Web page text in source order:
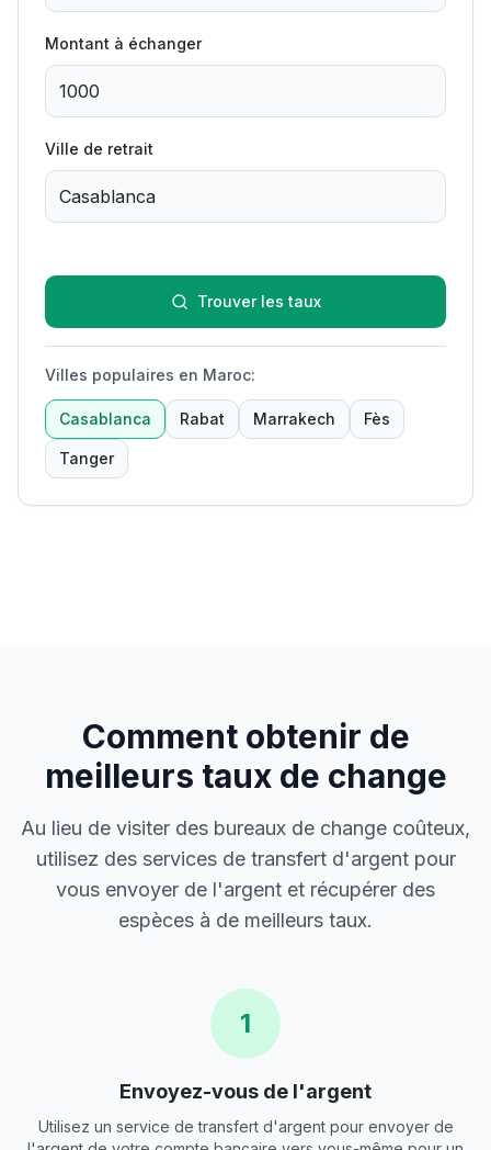
Montant à échanger
Ville de retrait
Trouver les taux
Villes populaires en Maroc:
Casablanca Rabat Marrakech Fès
Tanger
Comment obtenir de
meilleurs taux de change
Au lieu de visiter des bureaux de change coûteux,
utilisez des services de transfert d'argent pour
vous envoyer de l'argent et récupérer des
espèces à de meilleurs taux.
1
Envoyez-vous de l'argent
Utilisez un service de transfert d'argent pour envoyer de